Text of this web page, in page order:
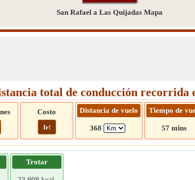
San Rafael a Las Quijadas Mapa
total de conducción recorrida
Costo
Ir!
Distancia de vuelo
368
Tiempo de
57 mins
Trotar